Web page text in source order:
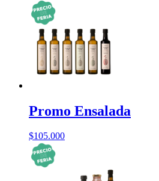
Promo Ensalada
$105.000